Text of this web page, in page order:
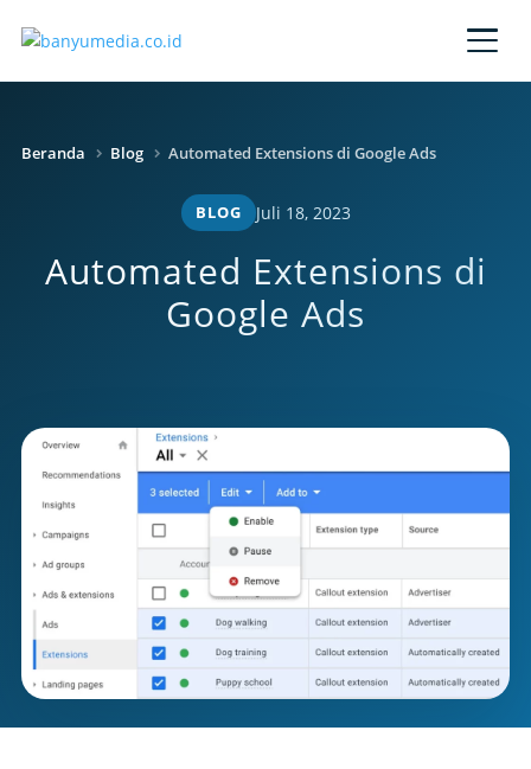
Beranda Blog Automated Extensions di Google Ads
BLOG Juli 18, 2023
Automated Extensions di
Google Ads